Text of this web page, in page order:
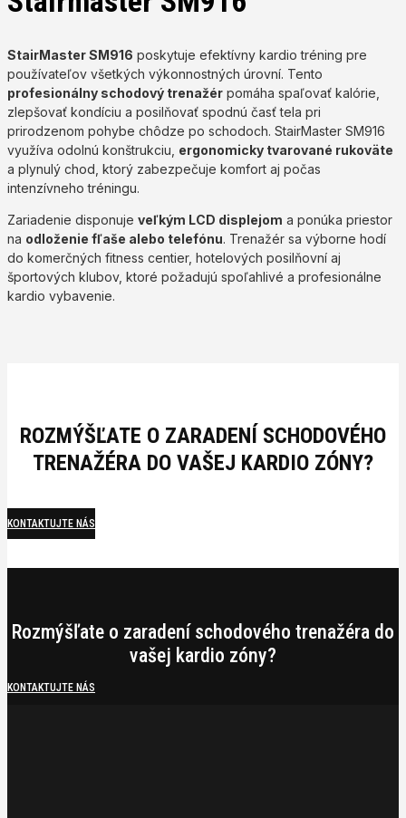
StairMaster SM916 poskytuje efektívny kardio tréning pre
používateľov všetkých výkonnostných úrovní. Tento
profesionálny schodový trenažér pomáha spaľovať kalórie,
zlepšovať kondíciu a posilňovať spodnú časť tela pri
prirodzenom pohybe chôdze po schodoch. StairMaster SM916
využíva odolnú konštrukciu, ergonomicky tvarované rukoväte
a plynulý chod, ktorý zabezpečuje komfort aj počas
intenzívneho tréningu.
Zariadenie disponuje veľkým LCD displejom a ponúka priestor
na odloženie fľaše alebo telefónu. Trenažér sa výborne hodí
do komerčných fitness centier, hotelových posilňovní aj
športových klubov, ktoré požadujú spoľahlivé a profesionálne
kardio vybavenie.
ROZMÝŠĽATE O ZARADENÍ SCHODOVÉHO
TRENAŽÉRA DO VAŠEJ KARDIO ZÓNY?
KONTAKTUJTE NÁS
Rozmýšľate o zaradení schodového trenažéra do
vašej kardio zóny?
KONTAKTUJTE NÁS